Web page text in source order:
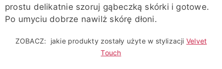
prostu delikatnie szoruj gąbeczką skórki i gotowe.
Po umyciu dobrze nawilż skórę dłoni.
ZOBACZ: jakie produkty zostały użyte w stylizacji Velvet
Touch